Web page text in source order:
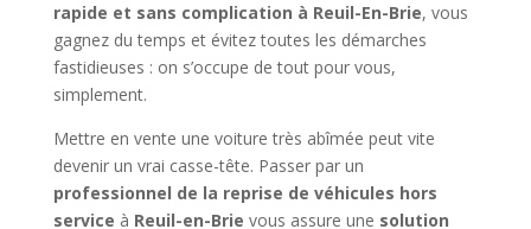
rapide et sans complication à Reuil-En-Brie, vous
gagnez du temps et évitez toutes les démarches
fastidieuses : on s’occupe de tout pour vous,
simplement.
Mettre en vente une voiture très abîmée peut vite
devenir un vrai casse-tête. Passer par un
professionnel de la reprise de véhicules hors
service à Reuil-en-Brie vous assure une solution